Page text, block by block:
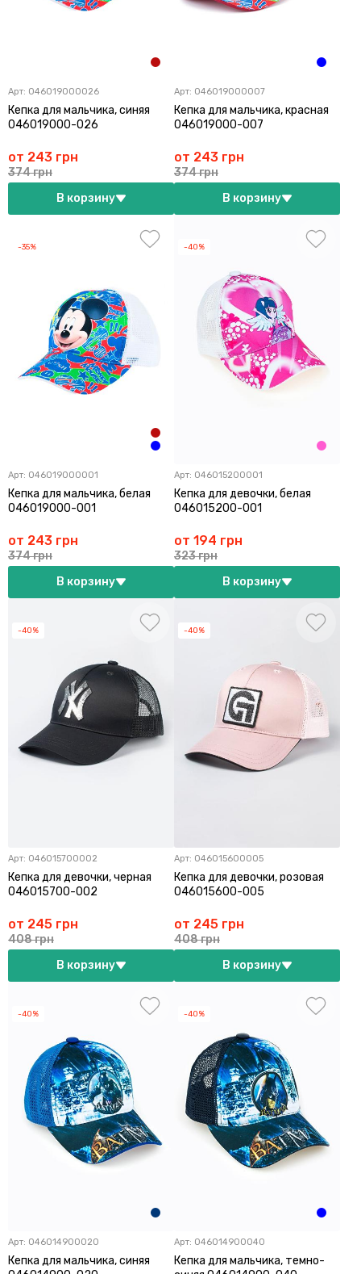
Арт: 046019000026
Кепка для мальчика, синяя
046019000-026
от 243 грн
374 грн
В корзину
Арт: 046019000007
Кепка для мальчика, красная
046019000-007
от 243 грн
374 грн
В корзину
-35%
Арт: 046019000001
Кепка для мальчика, белая
046019000-001
от 243 грн
374 грн
В корзину
-40%
Арт: 046015200001
Кепка для девочки, белая
046015200-001
от 194 грн
323 грн
В корзину
-40%
Арт: 046015700002
Кепка для девочки, черная
046015700-002
от 245 грн
408 грн
В корзину
-40%
Арт: 046015600005
Кепка для девочки, розовая
046015600-005
от 245 грн
408 грн
В корзину
-40%
Арт: 046014900020
Кепка для мальчика, синяя
-40%
Арт: 046014900040
Кепка для мальчика, темно-